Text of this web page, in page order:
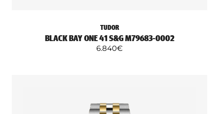
TUDOR
BLACK BAY ONE 41 S&G M79683-0002
6.840€